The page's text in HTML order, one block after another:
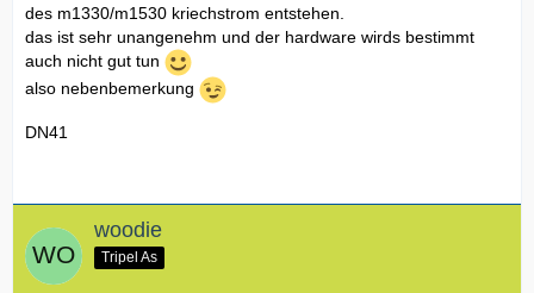
des m1330/m1530 kriechstrom entstehen.
das ist sehr unangenehm und der hardware wirds bestimmt
auch nicht gut tun
also nebenbemerkung
DN41
woodie
Tripel As